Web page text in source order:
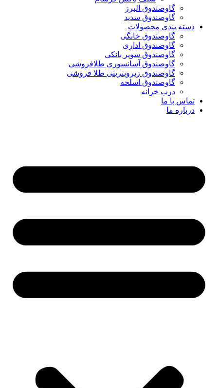
گاوصندوق البرز
گاوصندوق سدید
دسته بندی محصولات
گاوصندوق خانگی
گاوصندوق اداری
گاوصندوق سوپر بانکی
گاوصندوق آسانسوری طلافروشی
گاوصندوق زیرویترینی طلا فروشی
گاوصندوق اسلحه
درب خزانه
تماس با ما
درباره ما